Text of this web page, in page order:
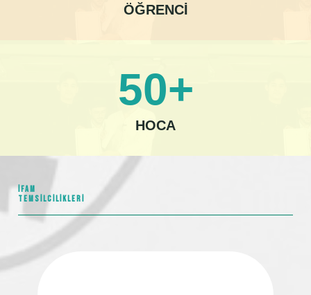
ÖĞRENCİ
50+
HOCA
İFAM
TEMSILCILIKLERI